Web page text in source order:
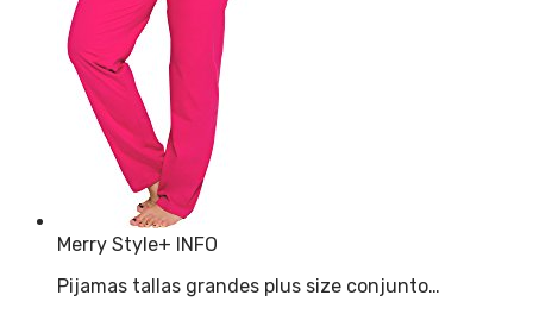
Merry Style+ INFO
Pijamas tallas grandes plus size conjunto…